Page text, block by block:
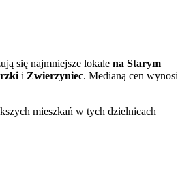
się najmniejsze lokale na Starym
i Zwierzyniec. Medianą cen wynosi
mieszkań w tych dzielnicach